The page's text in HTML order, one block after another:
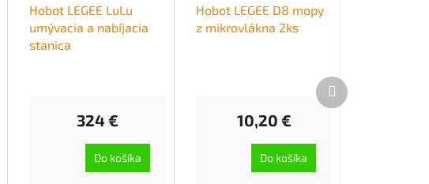
Hobot LEGEE LuLu
umývacia a nabíjacia
stanica
324 €
Do košíka
Hobot LEGEE D8 mopy
z mikrovlákna 2ks
10,20 €
Do košíka
Ďalší
produkt